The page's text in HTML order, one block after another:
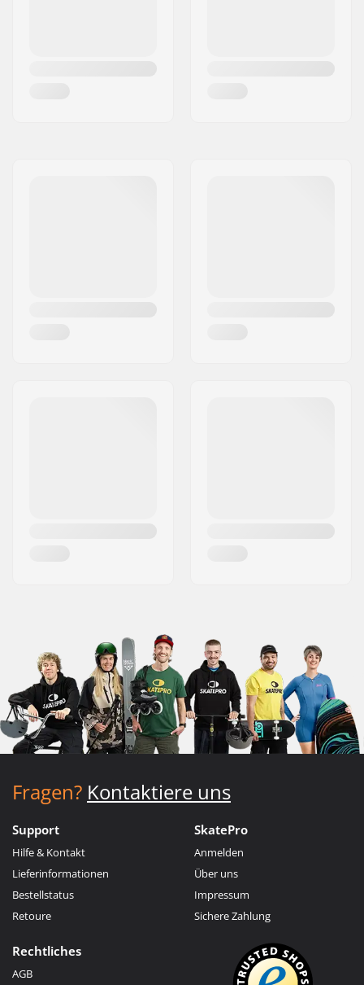
Fragen? Kontaktiere uns
Support
Hilfe & Kontakt
Lieferinformationen
Bestellstatus
Retoure
SkatePro
Anmelden
Über uns
Impressum
Sichere Zahlung
Rechtliches
AGB